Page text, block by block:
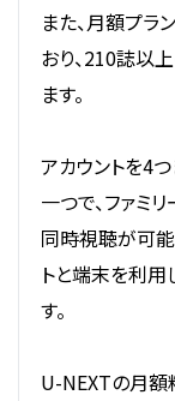
また、月額プラ
おり、210誌以
ます。
アカウントを4
一つで、ファミ
同時視聴が可
トと端末を利
す。
U-NEXTの月額